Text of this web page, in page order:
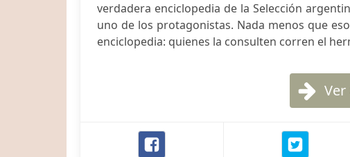
verdadera enciclopedia de la Selección
uno de los protagonistas. Nada menos que
enciclopedia: quienes la consulten corren el
Ver